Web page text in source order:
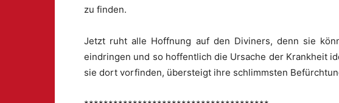
zu finden.
Jetzt ruht alle Hoffnung auf den Diviners, denn sie
eindringen und so hoffentlich die Ursache der Krankheit
sie dort vorfinden, übersteigt ihre schlimmsten